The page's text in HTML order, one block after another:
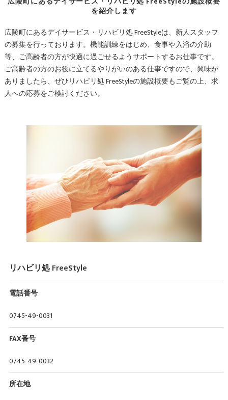
を紹介します
広陵町にあるデイサービス・リハビリ処 FreeStyleは、新人スタッフ
の募集を行っております。機能訓練をはじめ、食事や入浴の介助
等、ご高齢者の方が快適に過ごせるようサポートするお仕事です。
ご高齢者の方のお役に立てるやりがいのある仕事ですので、興味が
ありましたら、ぜひリハビリ処 FreeStyleの施設概要もご覧の上、求
人への応募をご検討ください。
リハビリ処 FreeStyle
電話番号
0745-49-0031
FAX番号
0745-49-0032
所在地